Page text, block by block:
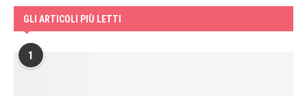
GLI ARTICOLI PIÙ LETTI
1